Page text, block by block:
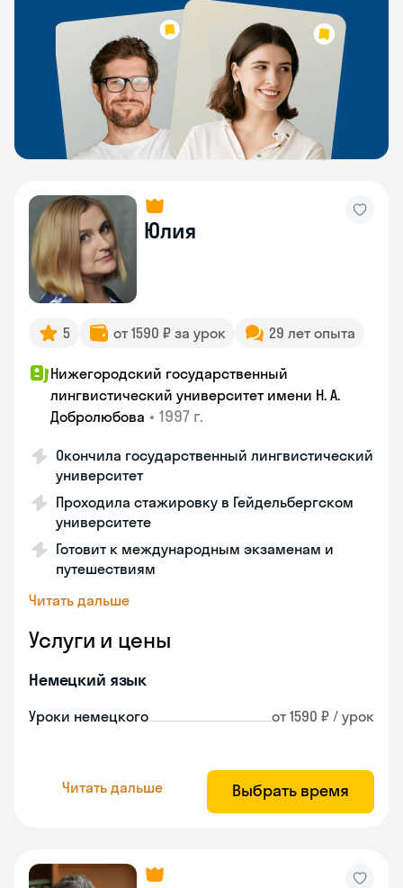
Юлия
5 от 1590 ₽ за урок 29 лет опыта
Нижегородский государственный
лингвистический университет имени Н. А.
Добролюбова • 1997 г.
Окончила государственный лингвистический
университет
Проходила стажировку в Гейдельбергском
университете
Готовит к международным экзаменам и
путешествиям
Читать дальше
Услуги и цены
Немецкий язык
Уроки немецкого от 1590 ₽ / урок
Читать дальше Выбрать время